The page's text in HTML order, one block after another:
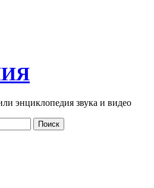
энциклопедия звука и видео
Поиск